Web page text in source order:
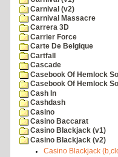
Carnival (v2)
Carnival Massacre
Carrera 3D
Carrier Force
Carte De Belgique
Cartfall
Cascade
Casebook Of Hemlock
Casebook Of Hemlock
Cash In
Cashdash
Casino
Casino Baccarat
Casino Blackjack (v1)
Casino Blackjack (v2)
Casino Blackjack